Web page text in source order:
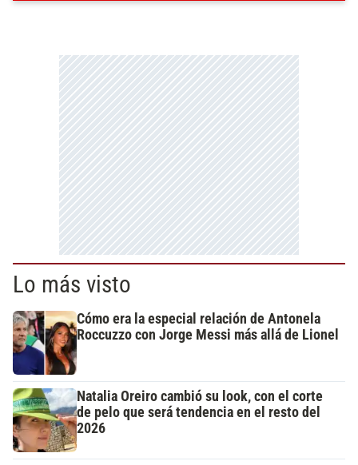
Lo más visto
Cómo era la especial relación de Antonela
Roccuzzo con Jorge Messi más allá de Lionel
Natalia Oreiro cambió su look, con el corte
de pelo que será tendencia en el resto del
2026